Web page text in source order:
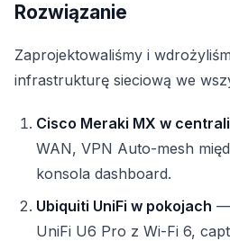
Rozwiązanie
Zaprojektowaliśmy i
infrastrukturę sieciową we
Cisco Meraki MX w centrali
WAN, VPN Auto-mesh
konsola dashboard.
Ubiquiti UniFi w pokojach —
UniFi U6 Pro z Wi-Fi 6,